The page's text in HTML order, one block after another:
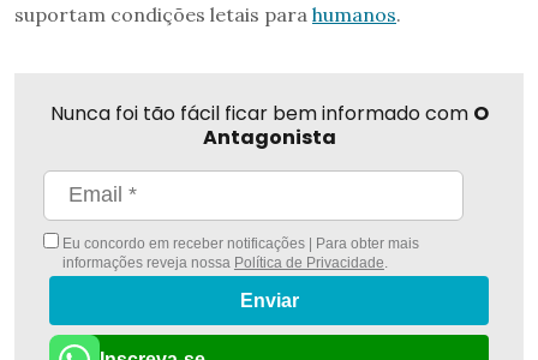
suportam condições letais para humanos.
Nunca foi tão fácil ficar bem informado com O
Antagonista
Eu concordo em receber notificações | Para obter mais
informações reveja nossa Política de Privacidade
Enviar